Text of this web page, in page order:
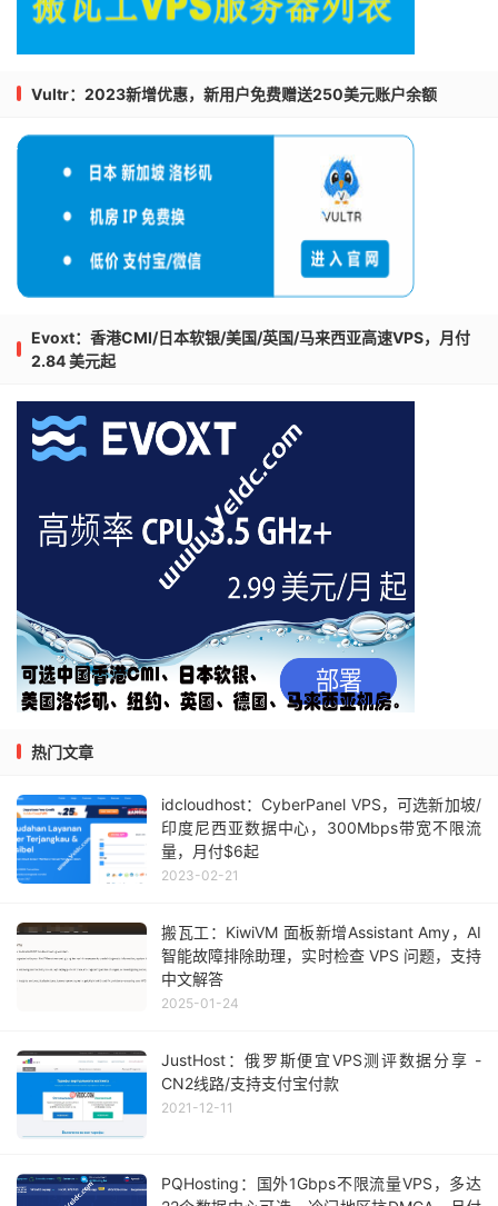
Vultr：2023新增优惠，新用户免费赠送250美元账户余额
Evoxt：香港CMI/日本软银/美国/英国/马来西亚高速VPS，月付
2.84 美元起
热门文章
idcloudhost：Cyber​​Panel VPS，可选新加坡/
印度尼西亚数据中心，300Mbps带宽不限流
量，月付$6起
2023-02-21
搬瓦工：KiwiVM 面板新增Assistant Amy，AI
智能故障排除助理，实时检查 VPS 问题，支持
中文解答
2025-01-24
JustHost：俄罗斯便宜VPS测评数据分享 -
CN2线路/支持支付宝付款
2021-12-11
PQHosting：国外1Gbps不限流量VPS，多达